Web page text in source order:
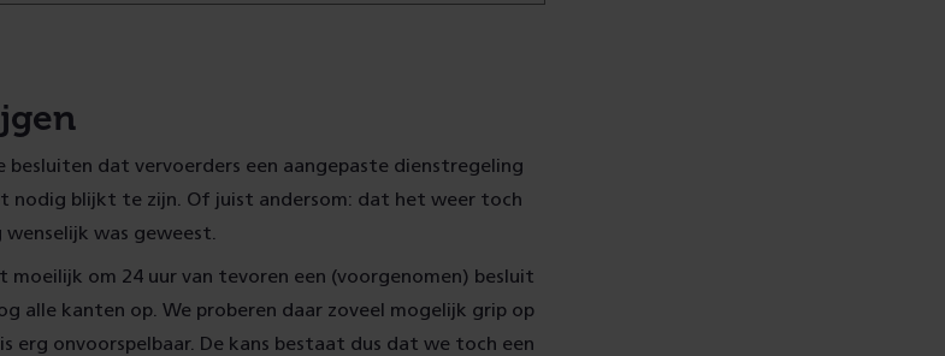
dat vervoerders een aangepaste dienstregeling
nodig blijkt te zijn. Of juist andersom: dat het weer toch
was geweest.
moeilijk om 24 uur van tevoren een (voorgenomen) besluit
alle kanten op. We proberen daar zoveel mogelijk grip op
erg onvoorspelbaar. De kans bestaat dus dat we toch een